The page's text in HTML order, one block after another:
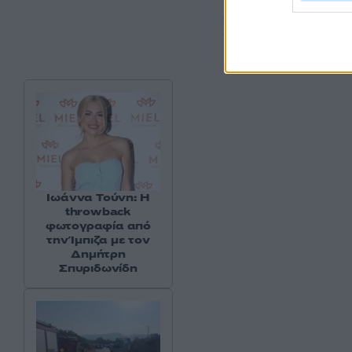
ενεργοποίηση
νέα μέτρα εάν η
Ιωάννα Τούνη: Η
throwback
φωτογραφία από
την Ίμπιζα με τον
Δημήτρη
Σπυριδωνίδη